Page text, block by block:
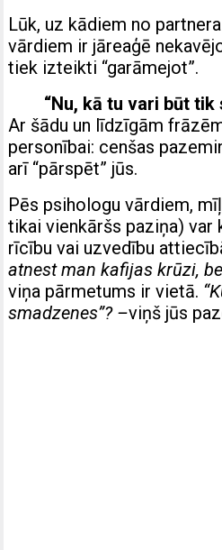
Lūk, uz kādiem no
vārdiem ir jāreaģē
tiek izteikti “garāmejot”.
“Nu, kā tu vari būt tik
Ar šādu un līdzīgām
personībai: cenšas
arī “pārspēt” jūs.
Pēs psihologu vārdiem,
tikai vienkāršs paziņa)
rīcību vai uzvedību
atnest man kafijas krūzi,
viņa pārmetums ir vietā.
smadzenes”? –viņš jūs